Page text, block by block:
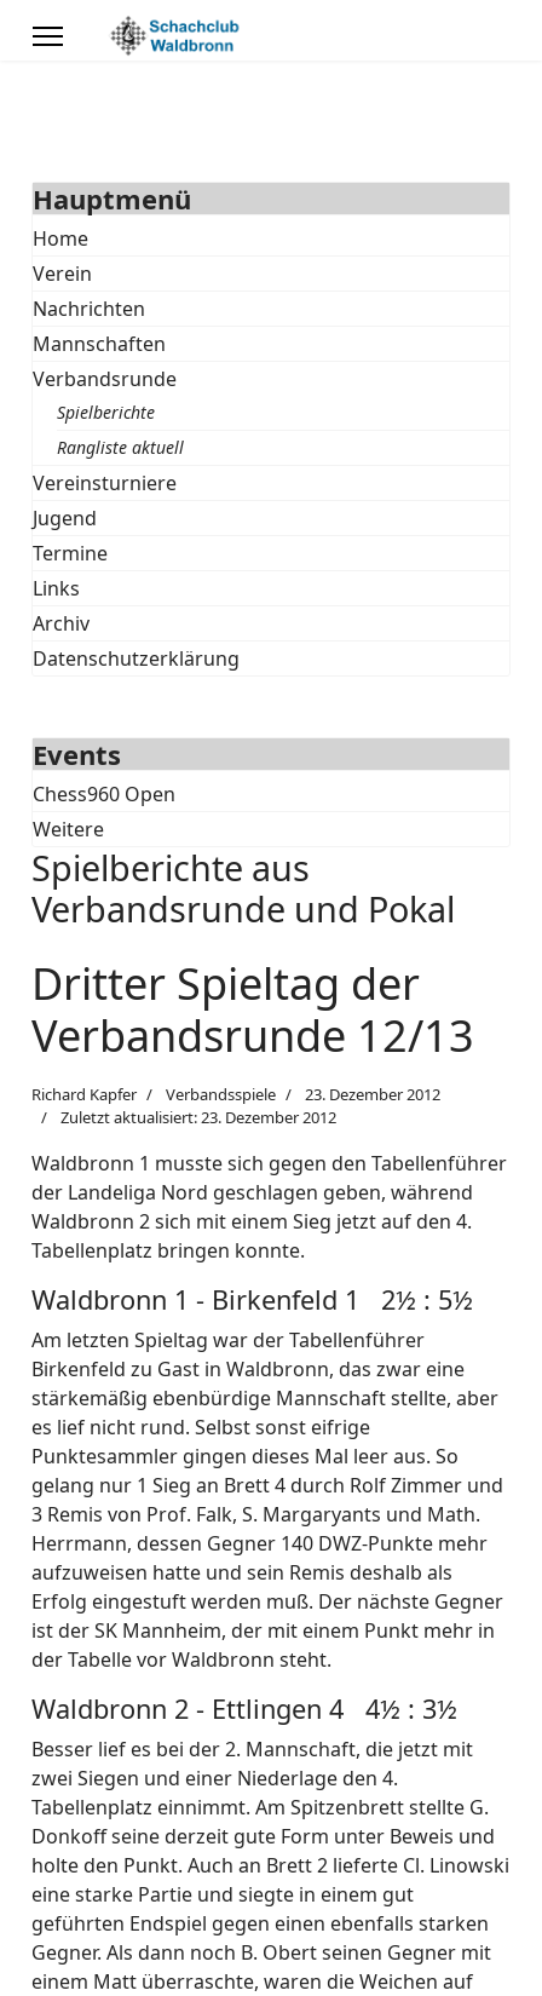
Hauptmenü
Home
Verein
Nachrichten
Mannschaften
Verbandsrunde
Spielberichte
Rangliste aktuell
Vereinsturniere
Jugend
Termine
Links
Archiv
Datenschutzerklärung
Events
Chess960 Open
Weitere
Spielberichte aus
Verbandsrunde und Pokal
Dritter Spieltag der
Verbandsrunde 12/13
Richard Kapfer Verbandsspiele
23. Dezember 2012
Zuletzt aktualisiert: 23. Dezember 2012
Waldbronn 1 musste sich gegen den Tabellenführer
der Landeliga Nord geschlagen geben, während
Waldbronn 2 sich mit einem Sieg jetzt auf den 4.
Tabellenplatz bringen konnte.
Waldbronn 1 - Birkenfeld 1 2½ : 5½
Am letzten Spieltag war der Tabellenführer
Birkenfeld zu Gast in Waldbronn, das zwar eine
stärkemäßig ebenbürdige Mannschaft stellte, aber
es lief nicht rund. Selbst sonst eifrige
Punktesammler gingen dieses Mal leer aus. So
gelang nur 1 Sieg an Brett 4 durch Rolf Zimmer und
3 Remis von Prof. Falk, S. Margaryants und Math.
Herrmann, dessen Gegner 140 DWZ-Punkte mehr
aufzuweisen hatte und sein Remis deshalb als
Erfolg eingestuft werden muß. Der nächste Gegner
ist der SK Mannheim, der mit einem Punkt mehr in
der Tabelle vor Waldbronn steht.
Waldbronn 2 - Ettlingen 4 4½ : 3½
Besser lief es bei der 2. Mannschaft, die jetzt mit
zwei Siegen und einer Niederlage den 4.
Tabellenplatz einnimmt. Am Spitzenbrett stellte G.
Donkoff seine derzeit gute Form unter Beweis und
holte den Punkt. Auch an Brett 2 lieferte Cl. Linowski
eine starke Partie und siegte in einem gut
geführten Endspiel gegen einen ebenfalls starken
Gegner. Als dann noch B. Obert seinen Gegner mit
einem Matt überraschte, waren die Weichen auf